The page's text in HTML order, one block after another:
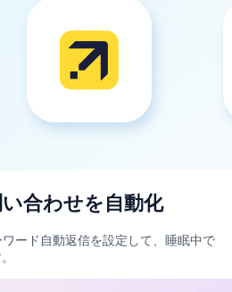
合わせを自動化
ード自動返信を設定して、睡眠中で